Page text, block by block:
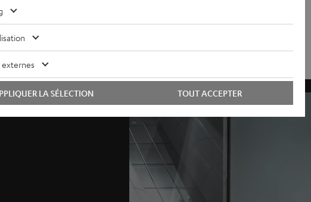
TOUT ACCEPTER
LA SÉLECTION